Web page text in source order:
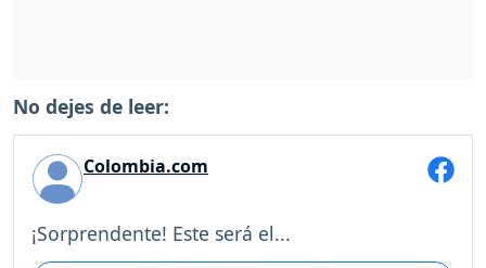
No dejes de leer:
Colombia.com
¡Sorprendente! Este será el...